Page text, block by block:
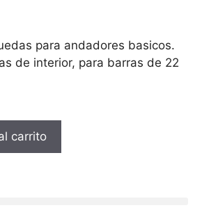
para andadores basicos.
de interior, para barras de 22
carrito